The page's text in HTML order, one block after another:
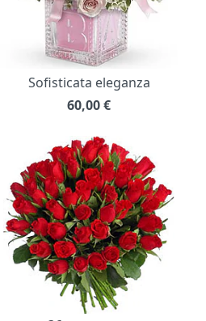
Sofisticata eleganza
60,00€